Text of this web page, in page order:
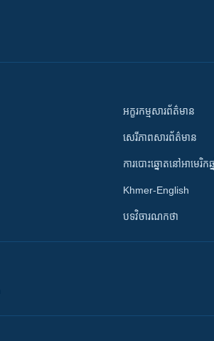
អក្ខរកម្មសារព័ត៌មាន
សេរីភាពសារព័ត៌មាន
ការបោះឆ្នោតនៅអាមេរិ
Khmer-English
បទវិចារណកថា